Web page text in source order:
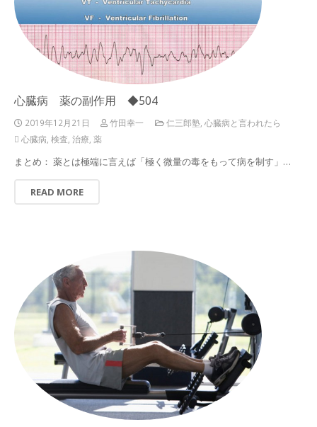
心臓病 薬の副作用 ◆504
2019年12月21日 竹田幸一 仁三郎塾, 心臓病と言われたら
心臓病 検査 治療 薬
まとめ： 薬とは極端に言えば「極く微量の毒をもって病を制す」…
READ MORE